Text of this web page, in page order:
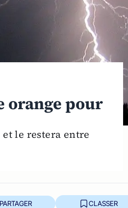
orange pour
le restera entre
PARTAGER CLASSER